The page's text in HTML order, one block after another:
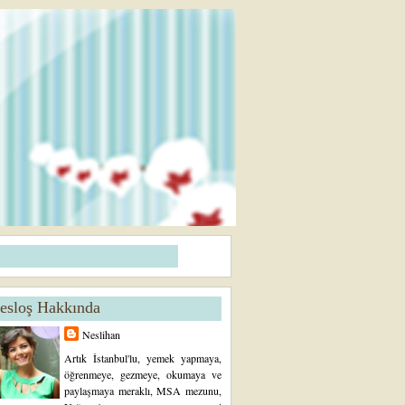
Hakkında
Neslihan
Artık İstanbul'lu, yemek yapmaya,
öğrenmeye, gezmeye, okumaya ve
paylaşmaya meraklı, MSA mezunu,